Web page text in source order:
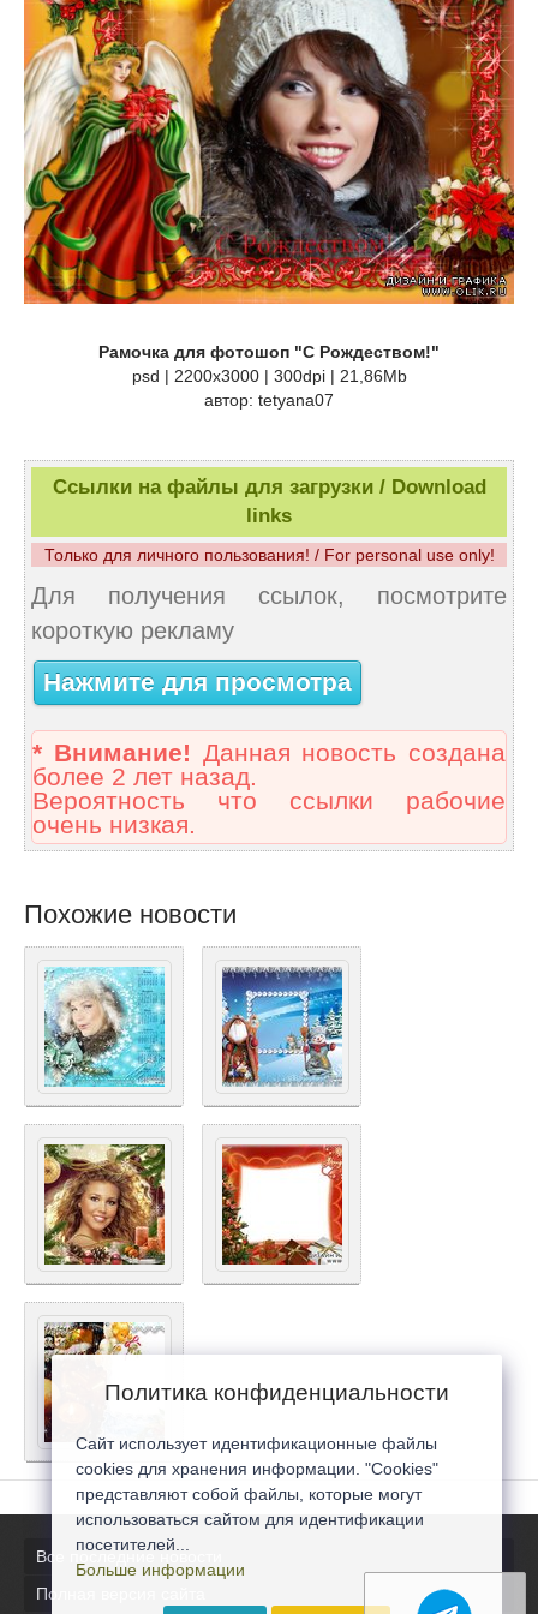
Рамочка для фотошоп "С Рождеством!"
psd | 2200x3000 | 300dpi | 21,86Mb
автор: tetyana07
Ссылки на файлы для загрузки / Download
links
Только для личного пользования! / For personal use only!
Для получения ссылок, посмотрите
короткую рекламу
Нажмите для просмотра
* Внимание! Данная новость создана
более 2 лет назад.
Вероятность что ссылки рабочие
очень низкая.
Похожие новости
Все последние новости
Полная версия сайта
Политика конфиденциальности
Сайт использует идентификационные файлы
cookies для хранения информации. "Cookies"
представляют собой файлы, которые могут
использоваться сайтом для идентификации
посетителей...
Больше информации